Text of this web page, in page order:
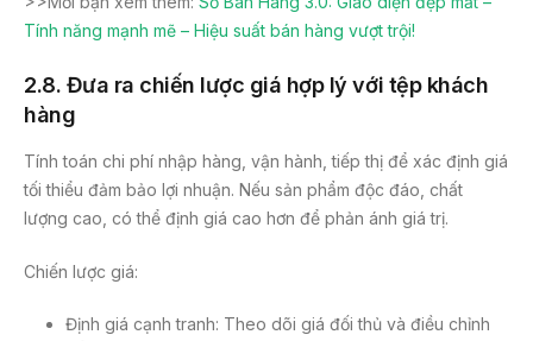
Tính năng mạnh mẽ – Hiệu suất bán hàng vượt trội!
2.8. Đưa ra chiến lược giá hợp lý với tệp khách
hàng
Tính toán chi phí nhập hàng, vận hành, tiếp thị để xác định giá
tối thiểu đảm bảo lợi nhuận. Nếu sản phẩm độc đáo, chất
lượng cao, có thể định giá cao hơn để phản ánh giá trị.
Chiến lược giá:
Định giá cạnh tranh: Theo dõi giá đối thủ và điều chỉnh